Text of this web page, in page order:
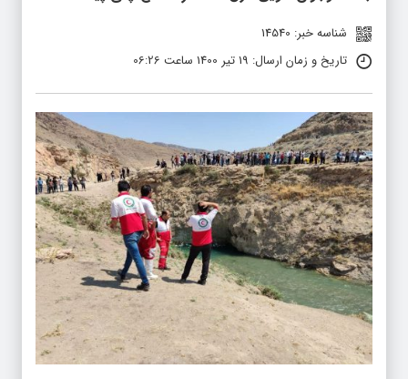
تاریخ و زمان ارسال: 19 تیر 1400 ساعت 06:26
به گزارش پایگاه خبری تحلیلی “خبرخوی” ، ناصر علیزاده رئیس